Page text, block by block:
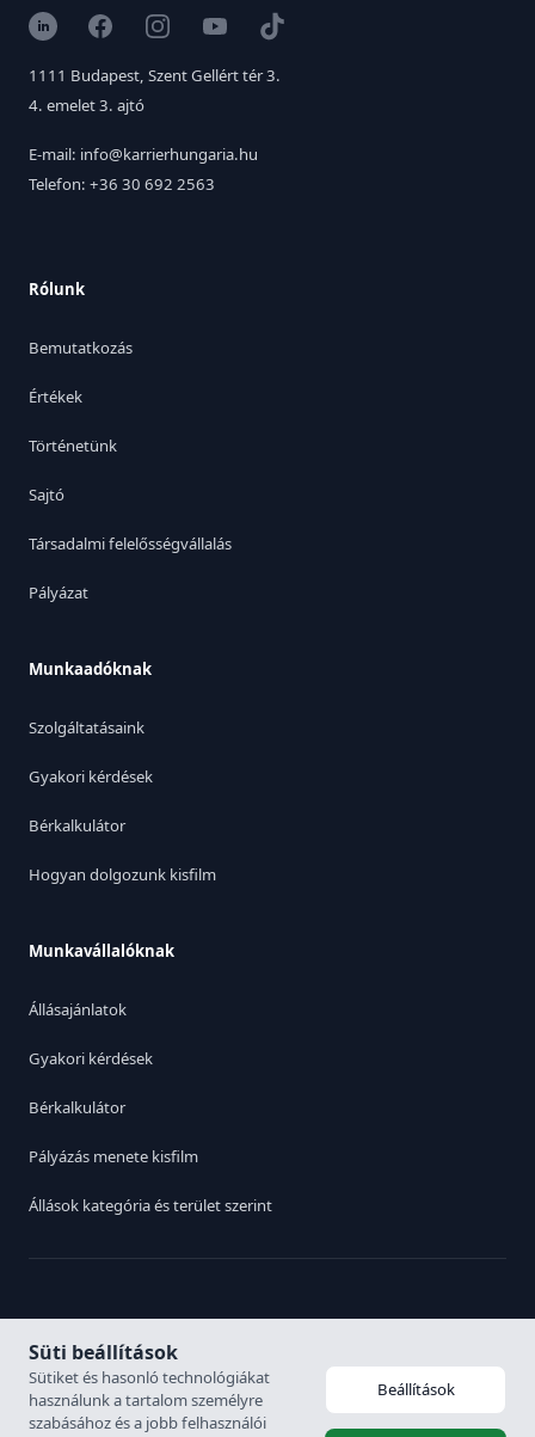
LinkedInFacebookInstagramYouTubeTikTok
1111 Budapest, Szent Gellért tér 3.
4. emelet 3. ajtó
E-mail: info@karrierhungaria.hu
Telefon: +36 30 692 2563
Rólunk
Bemutatkozás
Értékek
Történetünk
Sajtó
Társadalmi felelősségvállalás
Pályázat
Munkaadóknak
Szolgáltatásaink
Gyakori kérdések
Bérkalkulátor
Hogyan dolgozunk kisfilm
Munkavállalóknak
Állásajánlatok
Gyakori kérdések
Bérkalkulátor
Pályázás menete kisfilm
Állások kategória és terület szerint
Switch to English | Adatvédelmi irányelvek
© 2026. Karrier Hungária Kft. Minden jog fenntartva. Munkaerő
közvetítési engedély: 6926-4/2007-5100-478
Süti beállítások
Sütiket és hasonló technológiákat
használunk a tartalom személyre
szabásához és a jobb felhasználói
Beállítások